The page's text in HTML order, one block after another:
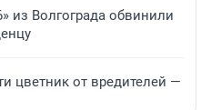
из Волгограда обвинили
цветник от вредителей —